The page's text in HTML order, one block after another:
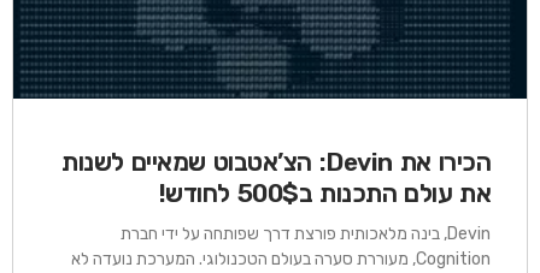
הכירו את Devin: הצ’אטבוט שמאיים לשנות
את עולם התכנות ב500$ לחודש!
Devin, בינה מלאכותית פורצת דרך שפותחה על ידי חברת
Cognition, מעוררת סערה בעולם הטכנולוגי. המערכת נועדה לא